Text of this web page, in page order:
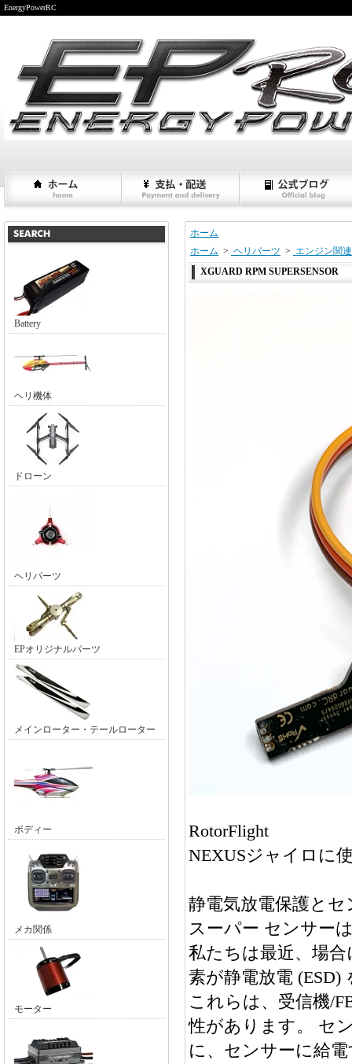
EnergyPowerRC
Battery
ヘリ機体
ドローン
ヘリパーツ
EPオリジナルパーツ
メインローター・テールローター
ボディー
メカ関係
モーター
ホーム
ホーム > ヘリパーツ > エンジン関連
XGUARD RPM SUPERSENSOR
RotorFlight
NEXUSジャイロに
静電気放電保護と
スーパー センサー
私たちは最近、場
素が静電放電
これらは、受信機/
性があります。 セ
に、センサーに給